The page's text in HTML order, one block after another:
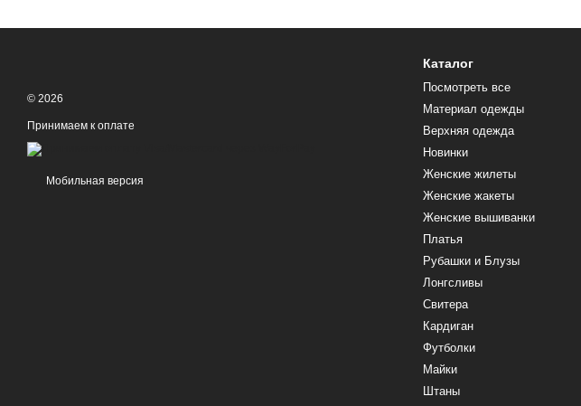
© 2026
Принимаем к оплате
Мобильная версия
Каталог
Посмотреть все
Материал одежды
Верхняя одежда
Новинки
Женские жилеты
Женские жакеты
Женские вышиванки
Платья
Рубашки и Блузы
Лонгсливы
Свитера
Кардиган
Футболки
Майки
Штаны